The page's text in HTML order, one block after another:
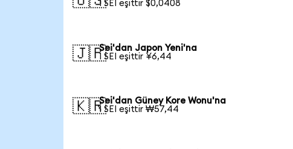
1 SEI eşittir $0,0408
🇯🇵Sei'dan Japon Yeni'na
1 SEI eşittir ¥6,44
🇰🇷Sei'dan Güney Kore Wonu'na
1 SEI eşittir ₩57,44